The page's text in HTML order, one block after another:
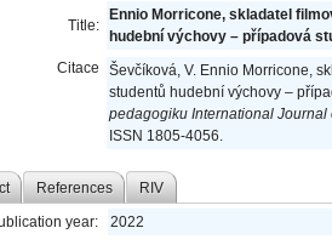
Title:
Ennio Morricone, skladatel
hudební výchovy – případová
Citace
Ševčíková, V. Ennio Morricone,
studentů hudební výchovy –
pedagogiku International
ISSN 1805-4056.
References RIV
year: 2022